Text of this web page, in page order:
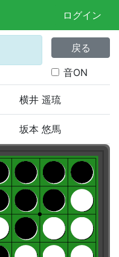
ログイン
戻る
音ON
横井 遥琉
坂本 悠馬